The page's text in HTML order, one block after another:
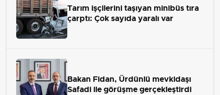
Tarım işçilerini taşıyan minibüs tıra
çarptı: Çok sayıda yaralı var
Bakan Fidan, Ürdünlü mevkidaşı
Safadi ile görüşme gerçekleştirdi